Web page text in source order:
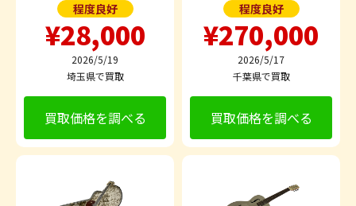
程度良好
¥28,000
2026/5/19
埼玉県で買取
買取価格を調べる
程度良好
¥270,000
2026/5/17
千葉県で買取
買取価格を調べる